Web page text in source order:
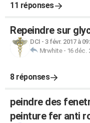
11 réponses
Repeindre sur
DCI - 3 févr. 2017 à
Mrwhite- 16 déc.
8 réponses
peindre des
peinture fer anti